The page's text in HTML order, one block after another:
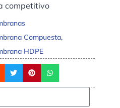
competitivo
Compuesta,
HDPE